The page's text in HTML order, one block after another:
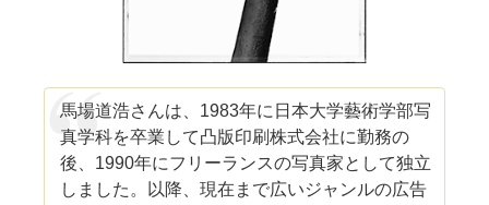
馬場道浩さんは、1983年に日本大学藝術学部写
真学科を卒業して凸版印刷株式会社に勤務の
後、1990年にフリーランスの写真家として独立
しました。以降、現在まで広いジャンルの広告